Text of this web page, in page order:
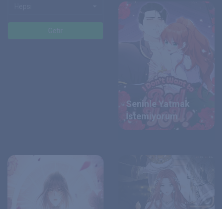
Seninle Yatmak
İstemiyorum